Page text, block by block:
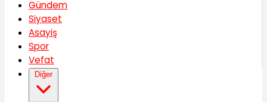
Gündem
Siyaset
Asayiş
Spor
Vefat
Diğer